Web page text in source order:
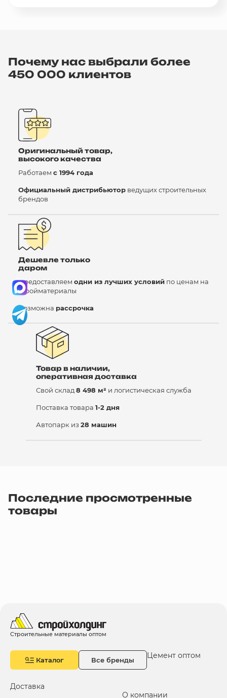
Почему нас выбрали более
450 000 клиентов
Оригинальный товар,
высокого качества
Работаем с 1994 года
Официальный дистрибьютор ведущих строительных
брендов
Дешевле только
даром
Предоставляем одни из лучших условий по ценам на
стройматериалы
Возможна рассрочка
Товар в наличии,
оперативная доставка
Свой склад 8 498 м² и логистическая служба
Поставка товара 1-2 дня
Автопарк из 28 машин
Последние просмотренные
товары
Строительные материалы оптом
Каталог Все бренды Цемент оптом
Доставка
О компании